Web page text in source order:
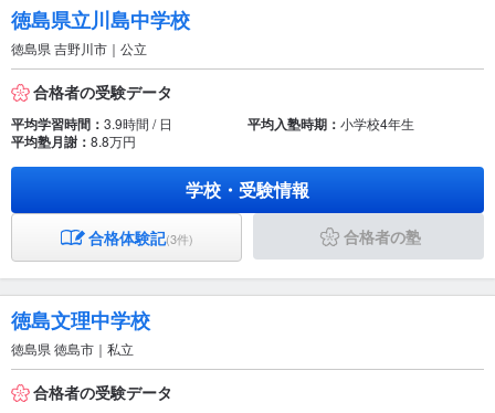
徳島県立川島中学校
徳島県 吉野川市｜公立
合格者の受験データ
平均学習時間： 3.9時間 / 日 平均入塾時期： 小学校4年生
平均塾月謝： 8.8万円
学校・受験情報
合格体験記(3件) 合格者の塾
徳島文理中学校
徳島県 徳島市｜私立
合格者の受験データ